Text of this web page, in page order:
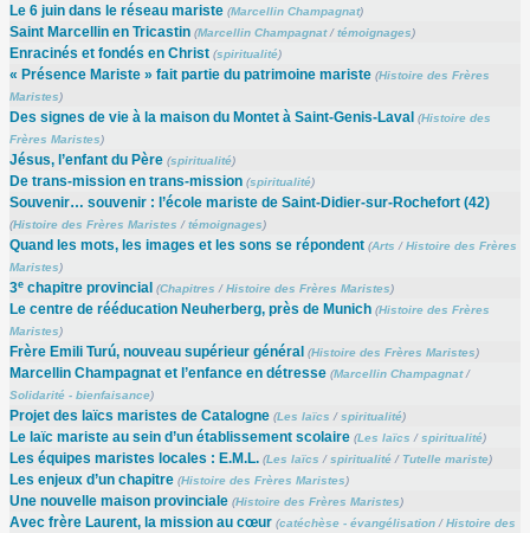
Le 6 juin dans le réseau mariste (Marcellin Champagnat)
Saint Marcellin en Tricastin (Marcellin Champagnat/témoignages)
Enracinés et fondés en Christ (spiritualité)
« Présence Mariste » fait partie du patrimoine mariste (Histoire des Frères
Maristes)
Des signes de vie à la maison du Montet à Saint-Genis-Laval (Histoire des
Frères Maristes)
Jésus, l’enfant du Père (spiritualité)
De trans-mission en trans-mission (spiritualité)
Souvenir… souvenir : l’école mariste de Saint-Didier-sur-Rochefort (42)
(Histoire des Frères Maristes /témoignages)
Quand les mots, les images et les sons se répondent (Arts /Histoire des Frères
Maristes)
3echapitre provincial (Chapitres /Histoire des Frères Maristes)
Le centre de rééducation Neuherberg, près de Munich (Histoire des Frères
Maristes)
Frère Emili Turú, nouveau supérieur général (Histoire des Frères Maristes)
Marcellin Champagnat et l’enfance en détresse (Marcellin Champagnat/
Solidarité - bienfaisance)
Projet des laïcs maristes de Catalogne (Les laïcs /spiritualité)
Le laïc mariste au sein d’un établissement scolaire (Les laïcs /spiritualité)
Les équipes maristes locales : E.M.L. (Les laïcs /spiritualité/ Tutelle mariste)
Les enjeux d’un chapitre (Histoire des Frères Maristes)
Une nouvelle maison provinciale (Histoire des Frères Maristes)
Avec frère Laurent, la mission au cœur (catéchèse - évangélisation/Histoire des